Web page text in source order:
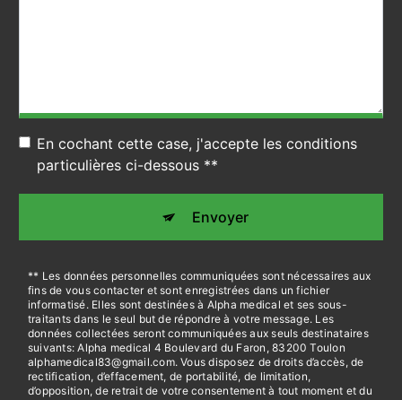
En cochant cette case, j'accepte les conditions
particulières ci-dessous **
Envoyer
** Les données personnelles communiquées sont nécessaires aux
fins de vous contacter et sont enregistrées dans un fichier
informatisé. Elles sont destinées à Alpha medical et ses sous-
traitants dans le seul but de répondre à votre message. Les
données collectées seront communiquées aux seuls destinataires
suivants: Alpha medical 4 Boulevard du Faron, 83200 Toulon
alphamedical83@gmail.com. Vous disposez de droits d’accès, de
rectification, d’effacement, de portabilité, de limitation,
d’opposition, de retrait de votre consentement à tout moment et du